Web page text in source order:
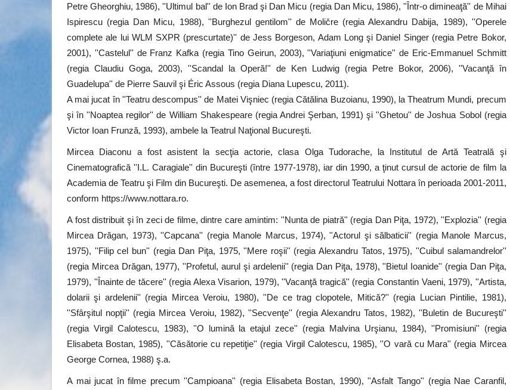
Petre Gheorghiu, 1986), ''Ultimul bal'' de Ion Brad şi Dan Micu (regia Dan Micu, 1986), ''Într-o dimineaţă'' de Mihai
Ispirescu (regia Dan Micu, 1988), ''Burghezul gentilom'' de Moličre (regia Alexandru Dabija, 1989), ''Operele
complete ale lui WLM SXPR (prescurtate)'' de Jess Borgeson, Adam Long şi Daniel Singer (regia Petre Bokor,
2001), ''Castelul'' de Franz Kafka (regia Tino Geirun, 2003), ''Variaţiuni enigmatice'' de Eric-Emmanuel Schmitt
(regia Claudiu Goga, 2003), ''Scandal la Operă!'' de Ken Ludwig (regia Petre Bokor, 2006), ''Vacanţă în
Guadelupa'' de Pierre Sauvil şi Éric Assous (regia Diana Lupescu, 2011).
A mai jucat în ''Teatru descompus'' de Matei Vişniec (regia Cătălina Buzoianu, 1990), la Theatrum Mundi, precum
şi în ''Noaptea regilor'' de William Shakespeare (regia Andrei Şerban, 1991) şi ''Ghetou'' de Joshua Sobol (regia
Victor Ioan Frunză, 1993), ambele la Teatrul Naţional Bucureşti.
Mircea Diaconu a fost asistent la secţia actorie, clasa Olga Tudorache, la Institutul de Artă Teatrală şi
Cinematografică ''I.L. Caragiale'' din Bucureşti (între 1977-1978), iar din 1990, a ţinut cursul de actorie de film la
Academia de Teatru şi Film din Bucureşti. De asemenea, a fost directorul Teatrului Nottara în perioada 2001-2011,
conform https://www.nottara.ro.
A fost distribuit şi în zeci de filme, dintre care amintim: ''Nunta de piatră'' (regia Dan Piţa, 1972), ''Explozia'' (regia
Mircea Drăgan, 1973), ''Capcana'' (regia Manole Marcus, 1974), ''Actorul şi sălbaticii'' (regia Manole Marcus,
1975), ''Filip cel bun'' (regia Dan Piţa, 1975, ''Mere roşii'' (regia Alexandru Tatos, 1975), ''Cuibul salamandrelor''
(regia Mircea Drăgan, 1977), ''Profetul, aurul şi ardelenii'' (regia Dan Piţa, 1978), ''Bietul Ioanide'' (regia Dan Piţa,
1979), ''Înainte de tăcere'' (regia Alexa Visarion, 1979), ''Vacanţă tragică'' (regia Constantin Vaeni, 1979), ''Artista,
dolarii şi ardelenii'' (regia Mircea Veroiu, 1980), ''De ce trag clopotele, Mitică?'' (regia Lucian Pintilie, 1981),
''Sfârşitul nopţii'' (regia Mircea Veroiu, 1982), ''Secvenţe'' (regia Alexandru Tatos, 1982), ''Buletin de Bucureşti''
(regia Virgil Calotescu, 1983), ''O lumină la etajul zece'' (regia Malvina Urşianu, 1984), ''Promisiuni'' (regia
Elisabeta Bostan, 1985), ''Căsătorie cu repetiţie'' (regia Virgil Calotescu, 1985), ''O vară cu Mara'' (regia Mircea
George Cornea, 1988) ş.a.
A mai jucat în filme precum ''Campioana'' (regia Elisabeta Bostan, 1990), ''Asfalt Tango'' (regia Nae Caranfil,
Examenul de Bacalaureat, amânat de
codul roşu de caniculă
Lăcrămioara Neațu Iunie 29, 2026 1088
Cazurile de COVID-19 continuă să
Lăcrămioara Neațu August 6, 2024 2164